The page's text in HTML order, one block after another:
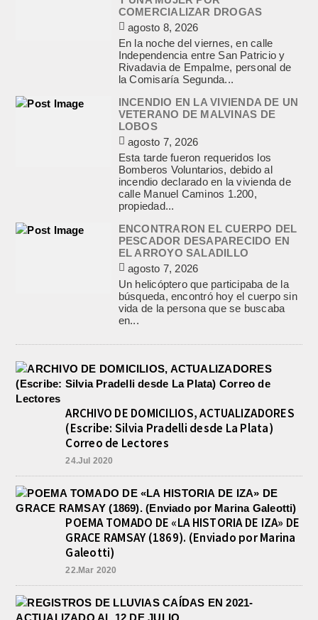
COMERCIALIZAR DROGAS
agosto 8, 2026
En la noche del viernes, en calle
Independencia entre San Patricio y
Rivadavia de Empalme, personal de
la Comisaría Segunda...
INCENDIO EN LA VIVIENDA DE UN
VETERANO DE MALVINAS DE
LOBOS
agosto 7, 2026
Esta tarde fueron requeridos los
Bomberos Voluntarios, debido al
incendio declarado en la vivienda de
calle Manuel Caminos 1.200,
propiedad...
ENCONTRARON EL CUERPO DEL
PESCADOR DESAPARECIDO EN
EL ARROYO SALADILLO
agosto 7, 2026
Un helicóptero que participaba de la
búsqueda, encontró hoy el cuerpo sin
vida de la persona que se buscaba
en...
ARCHIVO DE DOMICILIOS, ACTUALIZADORES
(Escribe: Silvia Pradelli desde La Plata)
Correo de Lectores
24.Jul 2020
POEMA TOMADO DE «LA HISTORIA DE IZA» DE
GRACE RAMSAY (1869). (Enviado por Marina
Galeotti)
22.Mar 2020